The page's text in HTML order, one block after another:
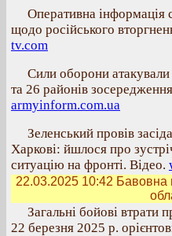
Оперативна інформація
щодо російського
tv.com
Сили оборони атакували
та 26 районів
armyinform.com.ua
Зеленський провів
Харкові: йшлося про
ситуацію на фронті. Відео.
22.03.2025 10:42 Бавовна
Загальні бойові втрати
22 березня 2025 р.